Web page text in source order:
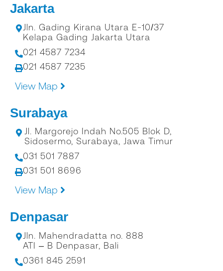
Jakarta
Jln. Gading Kirana Utara E-10/37
Kelapa Gading Jakarta Utara
021 4587 7234
021 4587 7235
View Map
Surabaya
Jl. Margorejo Indah No.505 Blok D,
Sidosermo, Surabaya, Jawa Timur
031 501 7887
031 501 8696
View Map
Denpasar
Jln. Mahendradatta no. 888
ATI – B Denpasar, Bali
0361 845 2591